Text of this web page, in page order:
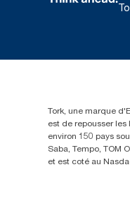
Tork, une marque
est de repousser
environ 150 pays
Saba, Tempo, TOM
et est coté au